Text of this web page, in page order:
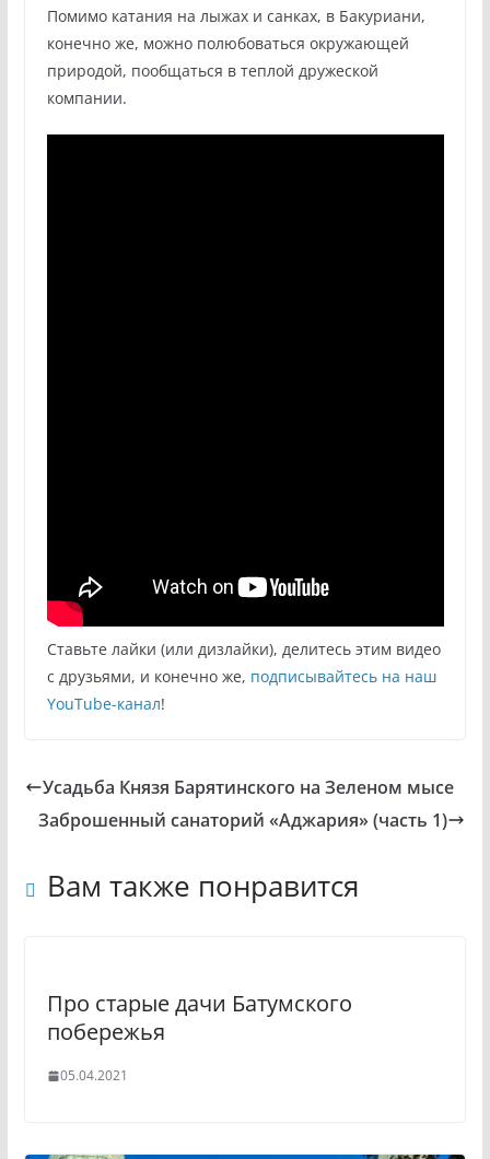
Помимо катания на лыжах и санках, в Бакуриани,
конечно же, можно полюбоваться окружающей
природой, пообщаться в теплой дружеской
компании.
Ставьте лайки (или дизлайки), делитесь этим видео
с друзьями, и конечно же, подписывайтесь на наш
YouTube-канал!
Усадьба Князя Барятинского на Зеленом мысе
Заброшенный санаторий «Аджария» (часть 1)
Вам также понравится
Про старые дачи Батумского
побережья
05.04.2021